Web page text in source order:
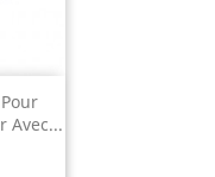
Avec...